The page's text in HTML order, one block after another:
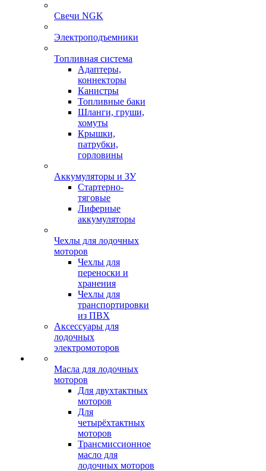
Свечи NGK
Электроподъемники
Топливная система
Адаптеры,
коннекторы
Канистры
Топливные баки
Шланги, груши,
хомуты
Крышки,
патрубки,
горловины
Аккумуляторы и ЗУ
Стартерно-
тяговые
Лиферные
аккумуляторы
Чехлы для лодочных
моторов
Чехлы для
переноски и
хранения
Чехлы для
транспортировки
из ПВХ
Аксессуары для
лодочных
электромоторов
Масла для лодочных
моторов
Для двухтактных
моторов
Для
четырёхтактных
моторов
Трансмиссионное
масло для
лодочных моторов